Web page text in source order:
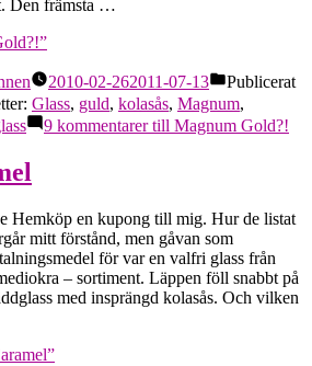
Den främsta …
2010-02-262011-07-13
Publicerat
Glass, guld, kolasås, Magnum,
9 kommentarertill Magnum Gold?!
Hemköp en kupong till mig. Hur de listat
mitt förstånd, men gåvan som
för var en valfri glass från
– sortiment. Läppen föll snabbt på
med insprängd kolasås. Och vilken